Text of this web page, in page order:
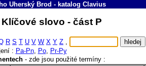
Uherský Brod - katalog Clavius
slovo - část P
R S T U V W X Y Z ,
: Pa-Pn, Po, Pr-Py
- zde jsou použité termíny :